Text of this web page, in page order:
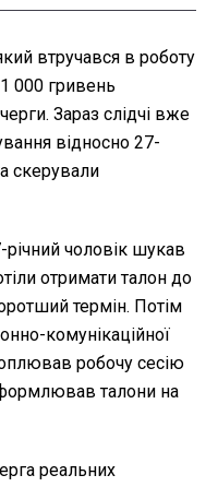
втручався в роботу
000 гривень
Зараз слідчі вже
відносно 27-
скерували
чоловік шукав
отримати талон до
термін. Потім
комунікаційної
робочу сесію
талони на
реальних